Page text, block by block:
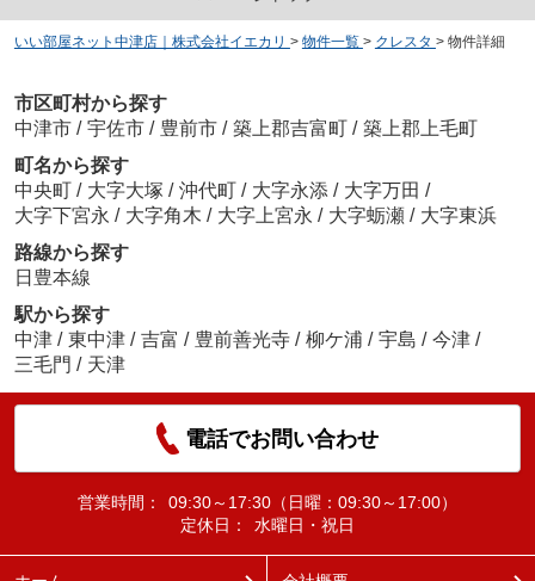
いい部屋ネット中津店｜株式会社イエカリ > 物件一覧 > クレスタ > 物件詳細
市区町村から探す
中津市 / 宇佐市 / 豊前市 / 築上郡吉富町 / 築上郡上毛町
町名から探す
中央町 / 大字大塚 / 沖代町 / 大字永添 / 大字万田 /
大字下宮永 / 大字角木 / 大字上宮永 / 大字蛎瀬 / 大字東浜
路線から探す
日豊本線
駅から探す
中津 / 東中津 / 吉富 / 豊前善光寺 / 柳ケ浦 / 宇島 / 今津 /
三毛門 / 天津
電話でお問い合わせ
営業時間：
09:30～17:30（日曜：09:30～17:00）
定休日：
水曜日・祝日